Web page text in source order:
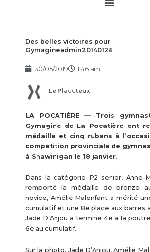
Des belles victoires pour
Gymagineadmin20140128
30/05/2019 1:46 am
Le Placoteux
LA POCATIÈRE — Trois
Gymagine de La Pocatière ont
médaille et cinq rubans à
compétition provinciale de
à Shawinigan le 18 janvier.
Dans la catégorie P2 senior, Anne-
remporté la médaille de bronze
novice, Amélie Malenfant a mérité
cumulatif et une 8e place aux barres
Jade D’Anjou a terminé 4e à la
6e au cumulatif.
Sur la photo, Jade D’Anjou, Amélie